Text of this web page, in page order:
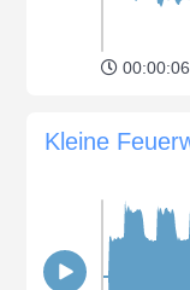
00:00:06
Kleine